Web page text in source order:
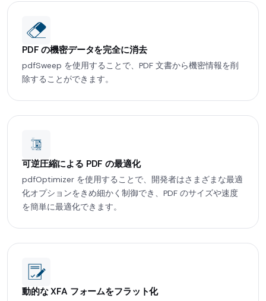
PDF の機密データを完全に消去
pdfSweep を使用することで、PDF 文書から機密情報を削
除することができます。
可逆圧縮による PDF の最適化
pdfOptimizer を使用することで、開発者はさまざまな最適
化オプションをきめ細かく制御でき、PDF のサイズや速度
を簡単に最適化できます。
動的な XFA フォームをフラット化